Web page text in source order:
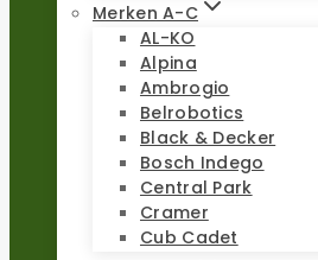
Merken A-C
AL-KO
Alpina
Ambrogio
Belrobotics
Black & Decker
Bosch Indego
Central Park
Cramer
Cub Cadet